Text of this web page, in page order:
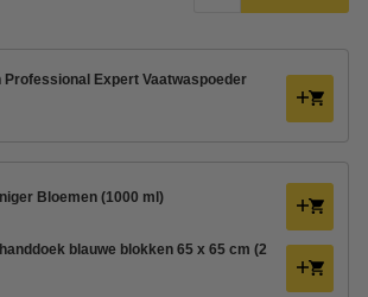
Professional Expert Vaatwaspoeder
Bloemen (1000 ml)
blauwe blokken 65 x 65 cm (2